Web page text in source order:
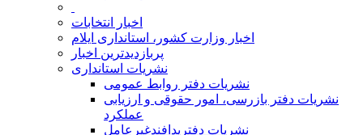
اخبار انتخابات
اخبار وزارت کشور، استانداری ایلام
پربازدیدترین اخبار
نشریات استانداری
نشریات دفتر روابط عمومی
نشريات دفتر بازرسی، امور حقوقی و ارزيابی
عملکرد
نشريات دفترپدافندغيرعامل